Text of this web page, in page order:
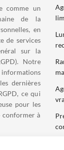
comme un
de la
en
de services
sur la
Notre
dernières
ce qui
pour les
conformer à